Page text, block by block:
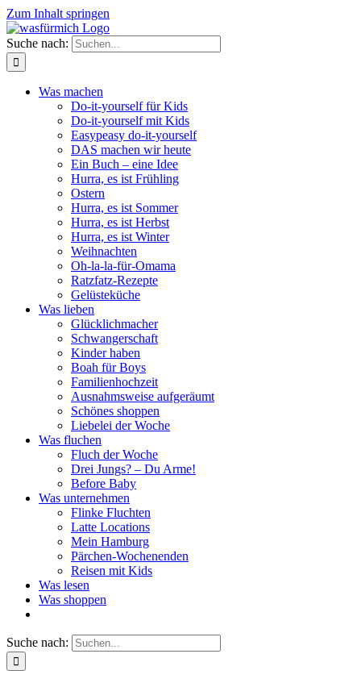
Zum Inhalt springen
Suche nach:
Was machen
Do-it-yourself für Kids
Do-it-yourself mit Kids
Easypeasy do-it-yourself
DAS machen wir heute
Ein Buch – eine Idee
Hurra, es ist Frühling
Ostern
Hurra, es ist Sommer
Hurra, es ist Herbst
Hurra, es ist Winter
Weihnachten
Oh-la-la-für-Omama
Ratzfatz-Rezepte
Gelüsteküche
Was lieben
Glücklichmacher
Schwangerschaft
Kinder haben
Boah für Boys
Familienhochzeit
Ausnahmsweise aufgeräumt
Schönes shoppen
Liebelei der Woche
Was fluchen
Fluch der Woche
Drei Jungs? – Du Arme!
Before Baby
Was unternehmen
Flinke Fluchten
Latte Locations
Mein Hamburg
Pärchen-Wochenenden
Reisen mit Kids
Was lesen
Was shoppen
Suche nach: